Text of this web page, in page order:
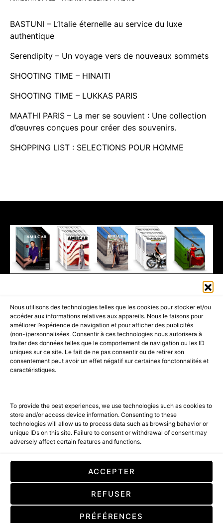
Nous utilisons des technologies telles que les cookies pour stocker et/ou
accéder aux informations relatives aux appareils. Nous le faisons pour
améliorer l’expérience de navigation et pour afficher des publicités
(non-)personnalisées. Consentir à ces technologies nous autorisera à
traiter des données telles que le comportement de navigation ou les ID
uniques sur ce site. Le fait de ne pas consentir ou de retirer son
consentement peut avoir un effet négatif sur certaines fonctonnalités et
caractéristiques.
To provide the best experiences, we use technologies such as cookies to
store and/or access device information. Consenting to these
technologies will allow us to process data such as browsing behavior or
unique IDs on this site. Failure to consent or withdrawal of consent may
adversely affect certain features and functions.
ACCEPTER
REFUSER
PRÉFÉRENCES
BASTUNI – L’Italie éternelle au service du luxe
authentique
Serendipity – Un voyage vers de nouveaux sommets
SHOOTING TIME – HINAITI
SHOOTING TIME – LUKKAS PARIS
MAATHI PARIS – La mer se souvient : Une collection
d’œuvres conçues pour créer des souvenirs.
SHOPPING LIST : SELECTIONS POUR HOMME
PART OF THEAMILCAR MAGAZINE GROUP.EDITOR - ADVERTISING
AGENCE MEDIANE.
ACCUEIL BEST OF LUXE
35 MAGAZINES
SHOPPING & CONCIERGERIE
Voyages Contact
SUBSCRIBE
acceptez nos conditions d'utilisation concernant le stockage des
données soumises par le biais de ce formulaire. By checking this box, you
confirm that you have read and are agreeing to our terms of use